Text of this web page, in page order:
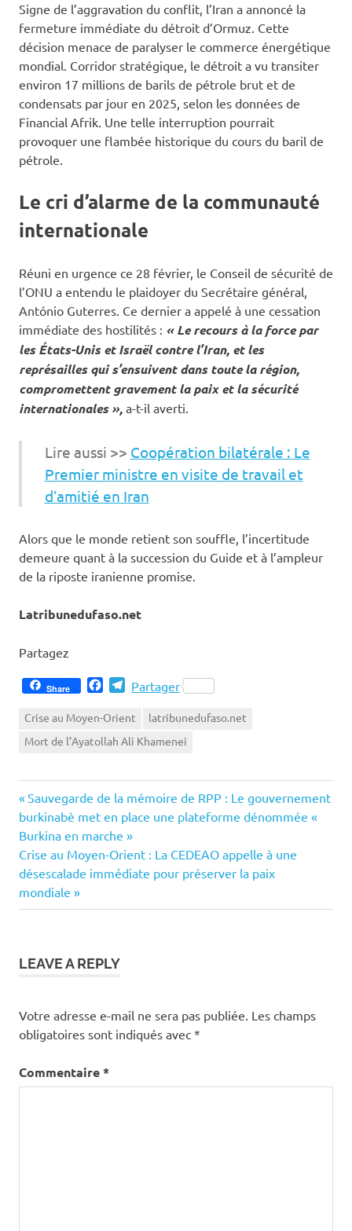
Signe de l’aggravation du conflit, l’Iran a annoncé la
fermeture immédiate du détroit d’Ormuz. Cette
décision menace de paralyser le commerce énergétique
mondial. Corridor stratégique, le détroit a vu transiter
environ 17 millions de barils de pétrole brut et de
condensats par jour en 2025, selon les données de
Financial Afrik. Une telle interruption pourrait
provoquer une flambée historique du cours du baril de
pétrole.
Le cri d’alarme de la communauté
internationale
Réuni en urgence ce 28 février, le Conseil de sécurité de
l’ONU a entendu le plaidoyer du Secrétaire général,
António Guterres. Ce dernier a appelé à une cessation
immédiate des hostilités : « Le recours à la force par
les États-Unis et Israël contre l’Iran, et les
représailles qui s’ensuivent dans toute la région,
compromettent gravement la paix et la sécurité
internationales », a-t-il averti.
Lire aussi >> Coopération bilatérale : Le
Premier ministre en visite de travail et
d’amitié en Iran
Alors que le monde retient son souffle, l’incertitude
demeure quant à la succession du Guide et à l’ampleur
de la riposte iranienne promise.
Latribunedufaso.net
Partagez
Share FacebookTelegram
Partager
Crise au Moyen-Orient
latribunedufaso.net
Mort de l’Ayatollah Ali Khamenei
Navigation
de
l’article
Previous
Post:
Sauvegarde de la mémoire de RPP : Le gouvernement
burkinabè met en place une plateforme dénommée «
Burkina en marche »
Next
Post:
Crise au Moyen-Orient : La CEDEAO appelle à une
désescalade immédiate pour préserver la paix
mondiale
LEAVE A REPLY
Votre adresse e-mail ne sera pas publiée. Les champs
obligatoires sont indiqués avec *
Commentaire*